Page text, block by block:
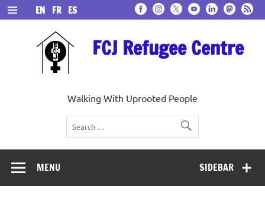
Skip
to
content
FCJ Refugee Centre
Walking With Uprooted People
EN FR ES
SIDEBAR
MENU